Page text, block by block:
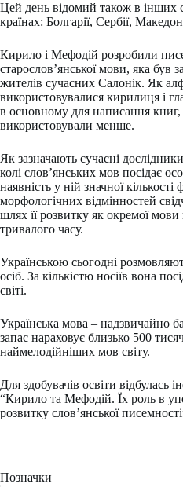
Цей день відомий також в інших
країнах: Болгарії, Сербії,
Кирило і Мефодій розробили
старослов’янської мови, яка був
жителів сучасних Салонік. Як
використовувалися кирилиця і
в основному для написання книг,
використовували менше.
Як зазначають сучасні
колі слов’янських мов посідає
наявність у ній значної кількості
морфологічних відмінностей
шлях її розвитку як окремої
тривалого часу.
Українською сьогодні
осіб. За кількістю носіїв вона
світі.
Українська мова – надзвичайно
запас нараховує близько 500
наймелодійніших мов світу.
Для здобувачів освіти відбулась
“Кирило та Мефодій. Їх роль в
розвитку слов’янської
Позначки